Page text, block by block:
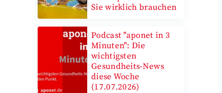
Sie wirklich brauchen
Podcast "aponet in 3
Minuten": Die
wichtigsten
Gesundheits-News
diese Woche
(17.07.2026)